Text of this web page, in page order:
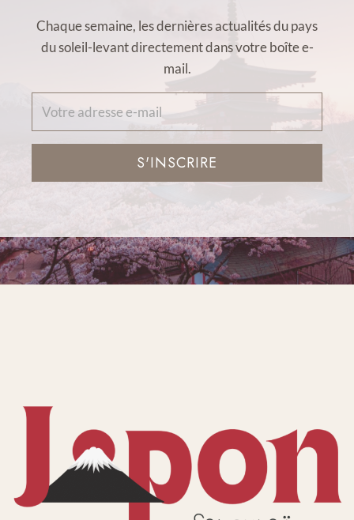
Chaque semaine, les dernières actualités du pays
du soleil-levant directement dans votre boîte e-
mail.
S'INSCRIRE